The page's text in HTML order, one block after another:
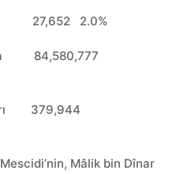
27,652 2.0%
84,580,777
379,944
Mâlik bin Dînar